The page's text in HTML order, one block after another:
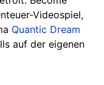
Videospiel,
Quantic Dream
auf der eigenen